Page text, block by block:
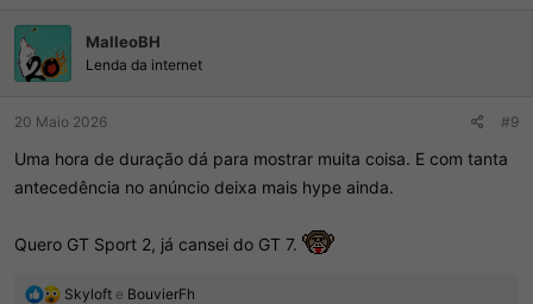
e
s
MalleoBH
Lenda da internet
20 Maio 2026 #9
Uma hora de duração dá para mostrar muita coisa. E com tanta
antecedência no anúncio deixa mais hype ainda.
Quero GT Sport 2, já cansei do GT 7.
R
Skyloft e BouvierFh